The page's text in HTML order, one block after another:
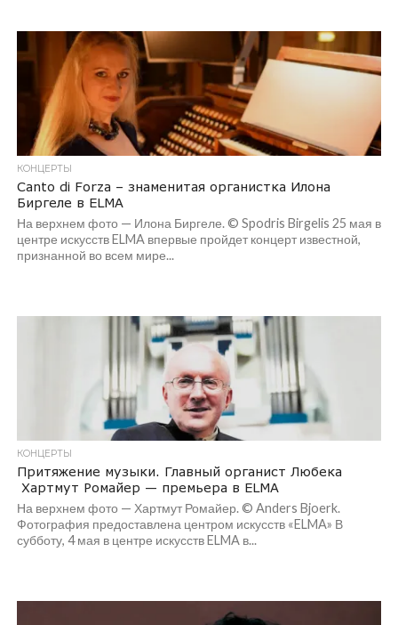
КОНЦЕРТЫ
Canto di Forza – знаменитая органистка Илона
Биргеле в ELMA
На верхнем фото — Илона Биргеле. © Spodris Birgelis 25 мая в
центре искусств ELMA впервые пройдет концерт известной,
признанной во всем мире...
КОНЦЕРТЫ
Притяжение музыки. Главный органист Любека
Хартмут Ромайер — премьера в ELMA
На верхнем фото — Хартмут Ромайер. © Anders Bjoerk.
Фотография предоставлена центром искусств «ELMA» В
субботу, 4 мая в центре искусств ELMA в...